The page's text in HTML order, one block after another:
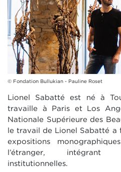
© Fondation Bullukian - Pauline Roset
Lionel Sabatté est né à
travaille à Paris et Los
Nationale Supérieure des
le travail de Lionel Sabatté a
expositions
l’étranger, intégrant
institutionnelles.